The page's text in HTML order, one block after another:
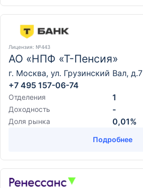
Лицензия: №443
АО «НПФ «Т-Пенсия»
г. Москва, ул. Грузинский Вал, д.7
+7 495 157-06-74
Отделения 1
Доходность -
Доля рынка 0,01%
Подробнее